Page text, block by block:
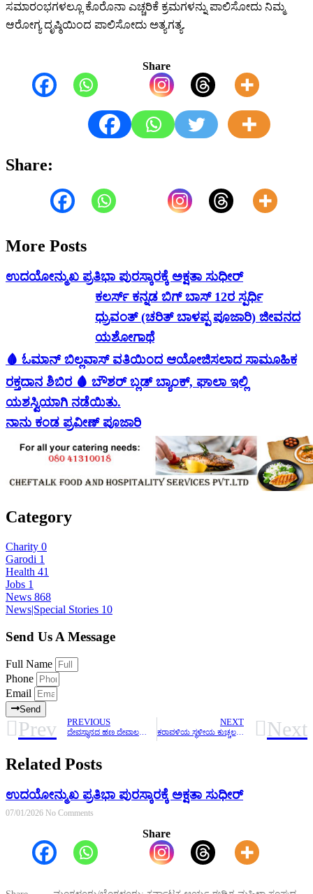
ಸಮಾರಂಭಗಳಲ್ಲೂ ಕೊರೊನಾ ಎಚ್ಚರಿಕೆ ಕ್ರಮಗಳನ್ನು ಪಾಲಿಸೋದು ನಿಮ್ಮ
ಆರೋಗ್ಯ ದೃಷ್ಠಿಯಿಂದ ಪಾಲಿಸೋದು ಅತ್ಯಗತ್ಯ.
Share
Share:
More Posts
ಉದಯೋನ್ಮುಖ ಪ್ರತಿಭಾ ಪುರಸ್ಕಾರಕ್ಕೆ ಅಕ್ಷತಾ ಸುಧೀರ್
ಕಲರ್ಸ್ ಕನ್ನಡ ಬಿಗ್ ಬಾಸ್ 12ರ ಸ್ಪರ್ಧಿ
ಧ್ರುವಂತ್ (ಚರಿತ್ ಬಾಳಪ್ಪ ಪೂಜಾರಿ) ಜೀವನದ
ಯಶೋಗಾಥೆ
🩸 ಓಮಾನ್ ಬಿಲ್ಲವಾಸ್ ವತಿಯಿಂದ ಆಯೋಜಿಸಲಾದ ಸಾಮೂಹಿಕ
ರಕ್ತದಾನ ಶಿಬಿರ 🩸 ಬೌಶರ್ ಬ್ಲಡ್ ಬ್ಯಾಂಕ್, ಘಾಲಾ ಇಲ್ಲಿ
ಯಶಸ್ವಿಯಾಗಿ ನಡೆಯಿತು.
ನಾನು ಕಂಡ ಪ್ರವೀಣ್ ಪೂಜಾರಿ
Category
Charity 0
Garodi 1
Health 41
Jobs 1
News 868
News|Special Stories 10
Send Us A Message
Full Name
Phone
Email
Send
Prev PREVIOUS NEXT
ಕರಾವಳಿಯ ಸ್ಥಳೀಯ ಕುಚ್ಚಲಕ್ಕಿ ಪ್ರಭೇದ ಪಡಿತರ ವ್ಯವಸ್ಥೆಯಡಿ ವಿತರಣೆ ಅನುಮೋದನೆ Next
Related Posts
ಉದಯೋನ್ಮುಖ ಪ್ರತಿಭಾ ಪುರಸ್ಕಾರಕ್ಕೆ ಅಕ್ಷತಾ ಸುಧೀರ್
07/01/2026 No Comments
Share